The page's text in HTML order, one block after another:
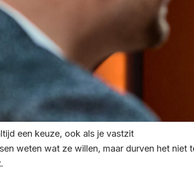
een keuze, ook als je vastzit
weten wat ze willen, maar durven het